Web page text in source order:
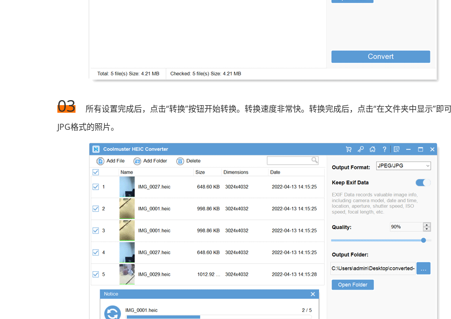
03
所有设置完成后，点击“转换”按钮开始转换。转换速度非常快。转换完成后，点击“在文件夹中显示”即
JPG格式的照片。